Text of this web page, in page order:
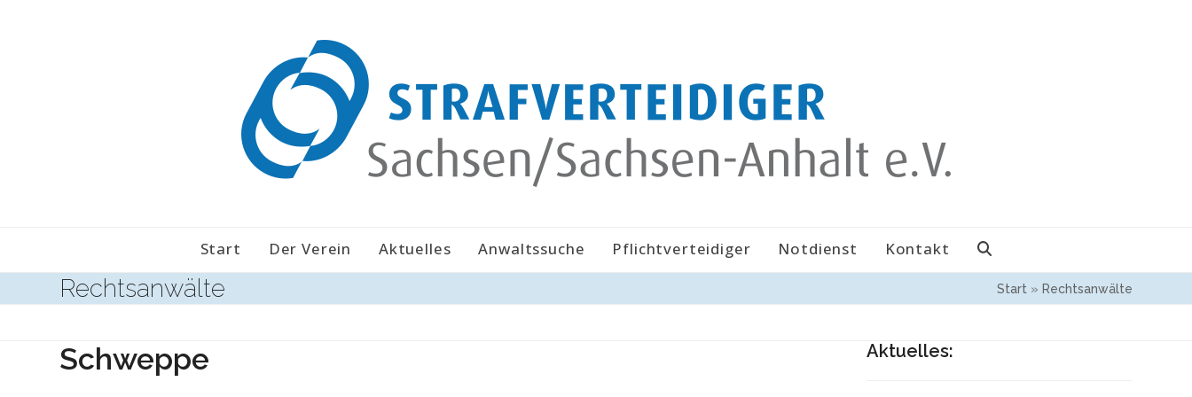
Start Der Verein Aktuelles Anwaltssuche Pflichtverteidiger Notdienst Kontakt
Rechtsanwälte Start » Rechtsanwälte
Schweppe Aktuelles: